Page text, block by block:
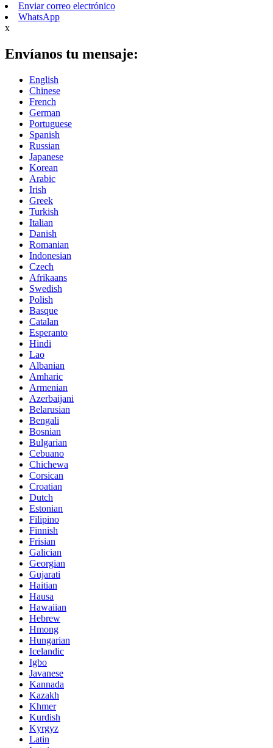
Enviar correo electrónico
WhatsApp
x
Envíanos tu mensaje:
English
Chinese
French
German
Portuguese
Spanish
Russian
Japanese
Korean
Arabic
Irish
Greek
Turkish
Italian
Danish
Romanian
Indonesian
Czech
Afrikaans
Swedish
Polish
Basque
Catalan
Esperanto
Hindi
Lao
Albanian
Amharic
Armenian
Azerbaijani
Belarusian
Bengali
Bosnian
Bulgarian
Cebuano
Chichewa
Corsican
Croatian
Dutch
Estonian
Filipino
Finnish
Frisian
Galician
Georgian
Gujarati
Haitian
Hausa
Hawaiian
Hebrew
Hmong
Hungarian
Icelandic
Igbo
Javanese
Kannada
Kazakh
Khmer
Kurdish
Kyrgyz
Latin